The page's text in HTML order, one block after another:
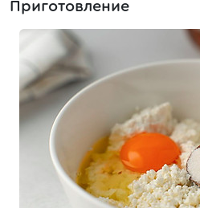
Приготовление